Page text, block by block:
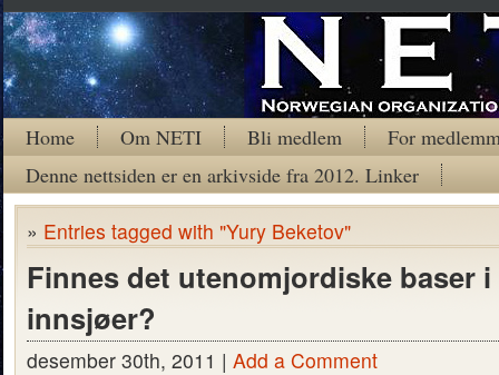
Home Om NETI Bli medlem
For
Denne nettsiden er en arkivside fra 2012. Linker
» Entries tagged with "Yury Beketov"
Finnes det utenomjordiske baser i
innsjøer?
desember 30th, 2011 | Add a Comment